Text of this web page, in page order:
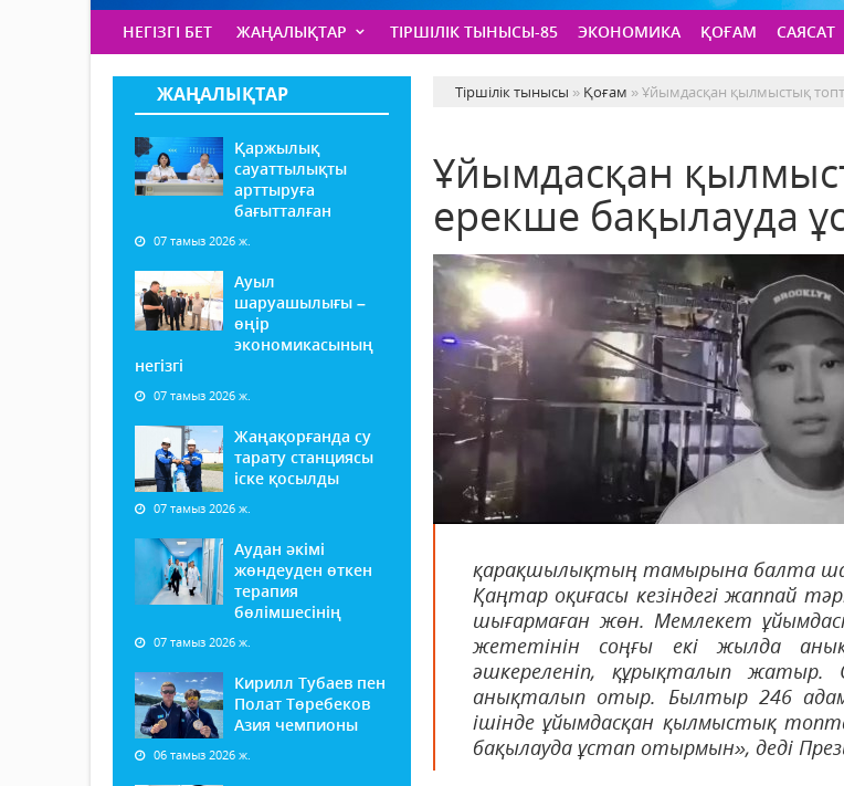
НЕГІЗГІ БЕТ ЖАҢАЛЫҚТАР ТІРШІЛІК ТЫНЫСЫ-85 ЭКОНОМИКА ҚОҒАМ САЯСАТ
ЖАҢАЛЫҚТАР
Қаржылық
сауаттылықты
арттыруға
бағытталған
07 тамыз 2026 ж.
Ауыл
шаруашылығы –
өңір
экономикасының
негізгі
07 тамыз 2026 ж.
Жаңақорғанда су
тарату станциясы
іске қосылды
07 тамыз 2026 ж.
Аудан әкімі
жөндеуден өткен
терапия
бөлімшесінің
07 тамыз 2026 ж.
Кирилл Тубаев пен
Полат Төребеков
Азия чемпионы
06 тамыз 2026 ж.
Тіршілік тынысы » Қоғам » Ұйымдасқан қылмыстық
Ұйымдасқан
ерекше бақылауда
қарақшылықтың тамырына балта
Қаңтар оқиғасы кезіндегі жаппай
шығармаған жөн. Мемлекет
жететінін соңғы екі жылда
әшкереленіп, құрықталып
анықталып отыр. Былтыр 246
ішінде ұйымдасқан қылмыстық
бақылауда ұстап ­отырмын», деді